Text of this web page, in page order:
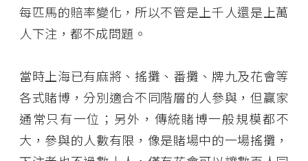
每匹馬的賠率變化，所以不管是上千人還是上萬
人下注，都不成問題。
當時上海已有麻將、搖攤、番攤、牌九及花會等
各式賭博，分別適合不同階層的人參與，但贏家
通常只有一位；另外，傳統賭博一般規模都不
大，參與的人數有限，像是賭場中的一場搖攤，